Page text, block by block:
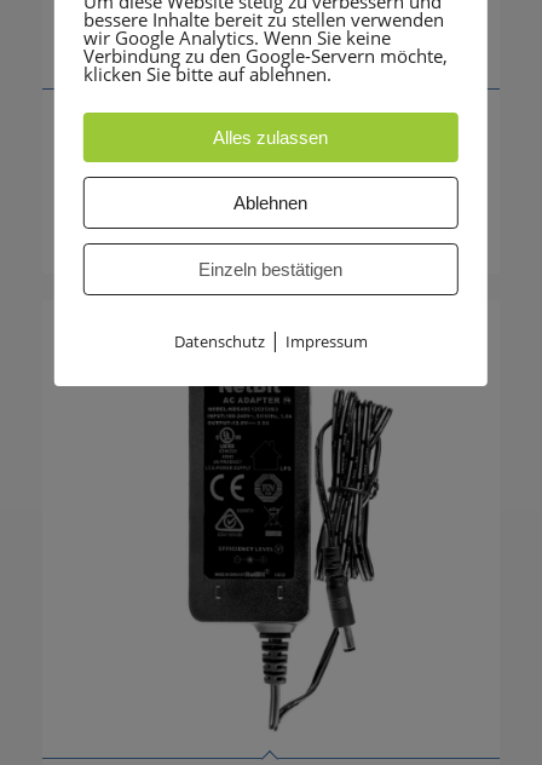
Mitel TA7108i IP-Terminaladapter 8 Ports
zzgl. 19% MwSt.
bessere Inhalte bereit zu stellen verwenden
wir Google Analytics. Wenn Sie keine
Verbindung zu den Google-Servern möchte,
klicken Sie bitte auf ablehnen.
Alles zulassen
Ablehnen
Einzeln bestätigen
Datenschutz| Impressum